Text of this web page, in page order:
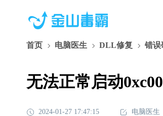
首页 电脑医生 DLL修复 错误
无法正常启动
2024-01-27 17:47:15 电脑医生